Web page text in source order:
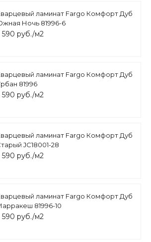
ламинат Fargo Комфорт Дуб
Ночь 81996-6
590 руб./м2
ламинат Fargo Комфорт Дуб
81996
590 руб./м2
ламинат Fargo Комфорт Дуб
JC18001-28
590 руб./м2
ламинат Fargo Комфорт Дуб
81996-10
590 руб./м2